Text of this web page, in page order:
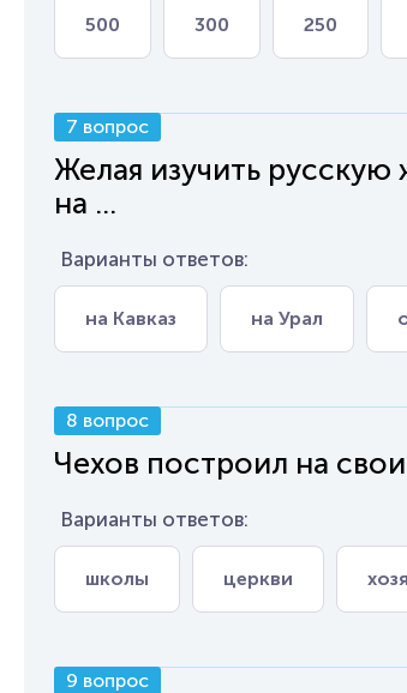
500 300 250
7 вопрос
Желая изучить
на ...
Варианты ответов:
на Кавказ на Урал
8 вопрос
Чехов построил на
Варианты ответов:
школы церкви
9 вопрос